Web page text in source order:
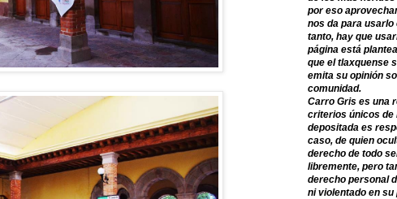
por eso
nos da para usarlo
tanto, hay que
página está
que el tlaxquense
emita su opinión
comunidad.
Carro Gris es una
criterios únicos de
depositada es
caso, de quien
derecho de todo
libremente, pero
derecho personal
ni violentado en su